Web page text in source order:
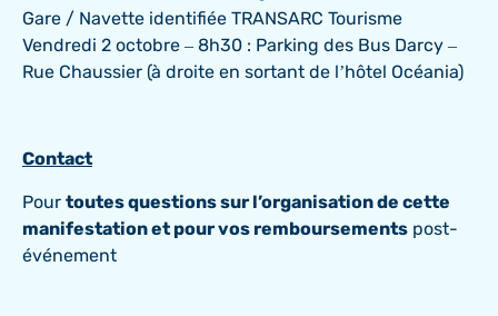
Gare / Navette identifiée TRANSARC Tourisme
Vendredi 2 octobre – 8h30 : Parking des Bus Darcy –
Rue Chaussier (à droite en sortant de l’hôtel Océania)
Contact
Pour toutes questions sur l’organisation de cette
manifestation et pour vos remboursements post-
événement